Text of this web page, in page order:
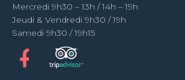
Mercredi 9h30 – 13h / 14h – 19h
Jeudi & Vendredi 9h30 / 19h
Samedi 9h30 / 19h15